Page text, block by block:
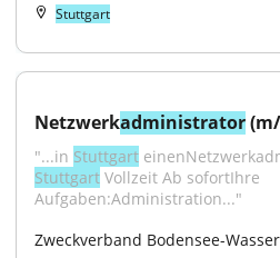
Stuttgart
Netzwerkadministrator
"...in Stuttgart
Stuttgart Vollzeit Ab sofortIhre
Aufgaben:Administration..."
Zweckverband Bodensee-